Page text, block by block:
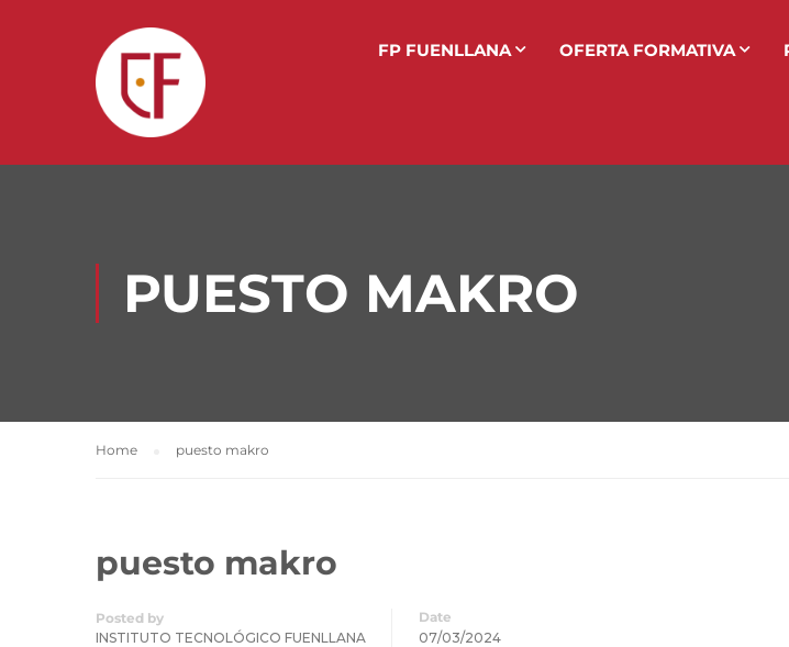
FP FUENLLANA OFERTA FORMATIVA
PUESTO MAKRO
Home puesto makro
puesto makro
Posted by
INSTITUTO TECNOLÓGICO FUENLLANA
Date
07/03/2024